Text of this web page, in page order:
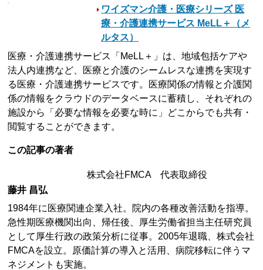
ワイズマン介護・医療シリーズ 医
療・介護連携サービス MeLL＋（メ
ルタス）
医療・介護連携サービス「MeLL＋」は、地域包括ケアや
法人内連携など、医療と介護のシームレスな連携を実現す
る医療・介護連携サービスです。医療関係の情報と介護関
係の情報をクラウドのデータベースに蓄積し、それぞれの
施設から「必要な情報を必要な時に」どこからでも共有・
閲覧することができます。
この記事の著者
株式会社FMCA 代表取締役
藤井 昌弘
1984年に医療関連企業入社。院内の各種改善活動を指導。
急性期医療機関出向、帰任後、厚生労働省担当主任研究員
として厚生行政の政策分析に従事。2005年退職、株式会社
FMCAを設立。原価計算の導入と活用、病院移転に伴うマ
ネジメントも実施。